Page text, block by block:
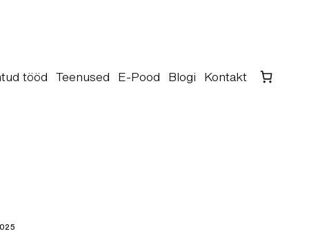
tööd Teenused E-Pood Blogi Kontakt